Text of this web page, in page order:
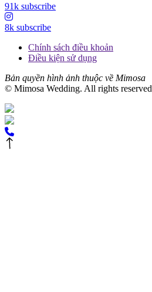
91k subscribe
8k subscribe
Chính sách điều khoản
Điều kiện sử dụng
Bản quyền hình ảnh thuộc về Mimosa
© Mimosa Wedding. All rights reserved